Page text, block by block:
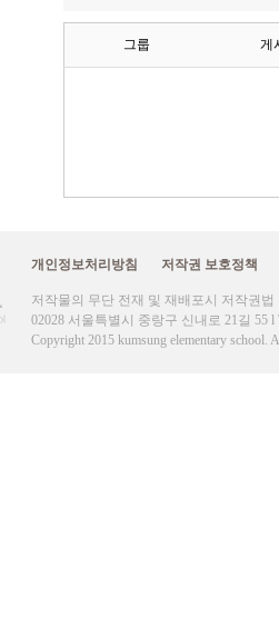
그룹 게
개인정보처리방침 저작권 보호정책
저작물의 무단 전재 및 재배포시 저작권
02028 서울특별시 중랑구 신내로 21길 55 l
Copyright 2015 kumsung elementary school.